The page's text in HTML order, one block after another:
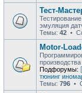
Тест-
эмуляция
Темы: 42 •
Motor-
производства
Подфорумы:
тюнинг
Темы: 796 •